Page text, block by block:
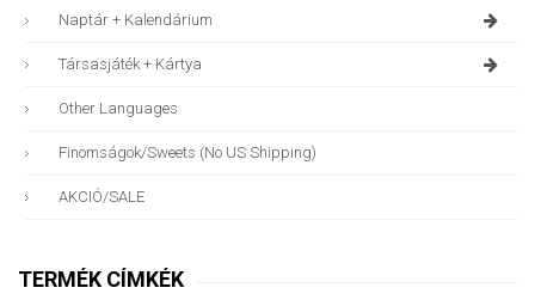
Naptár + Kalendárium
Társasjáték + Kártya
Other Languages
Finomságok/sweets (no US Shipping)
AKCIÓ/SALE
TERMÉK CÍMKÉK